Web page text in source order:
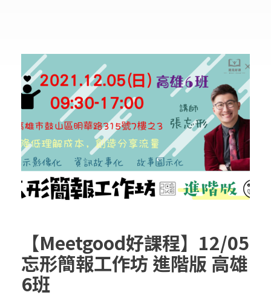
【Meetgood好課程】12/05
忘形簡報工作坊 進階版 高雄
6班